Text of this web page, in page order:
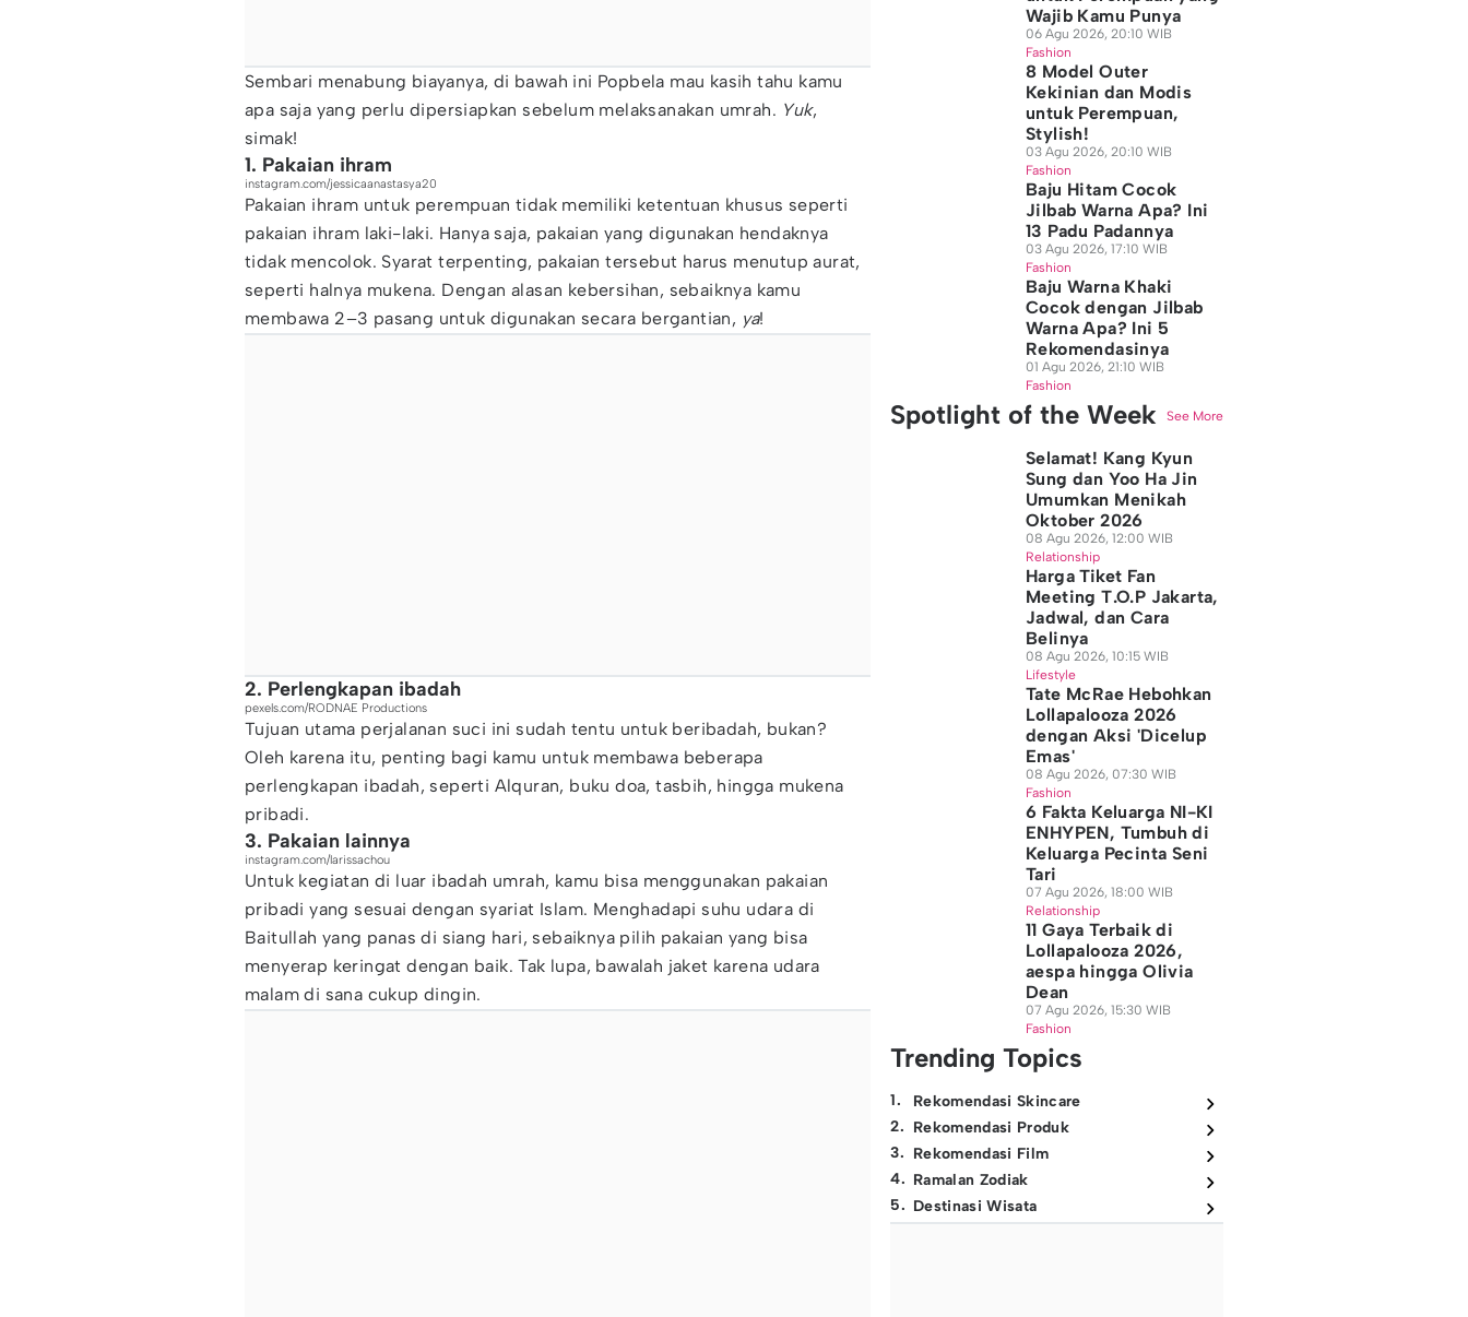
Sembari menabung biayanya, di bawah ini Popbela mau kasih tahu kamu
apa saja yang perlu dipersiapkan sebelum melaksanakan umrah. Yuk,
simak!
1. Pakaian ihram
instagram.com/jessicaanastasya20
Pakaian ihram untuk perempuan tidak memiliki ketentuan khusus seperti
pakaian ihram laki-laki. Hanya saja, pakaian yang digunakan hendaknya
tidak mencolok. Syarat terpenting, pakaian tersebut harus menutup aurat,
seperti halnya mukena. Dengan alasan kebersihan, sebaiknya kamu
membawa 2–3 pasang untuk digunakan secara bergantian, ya!
2. Perlengkapan ibadah
pexels.com/RODNAE Productions
Tujuan utama perjalanan suci ini sudah tentu untuk beribadah, bukan?
Oleh karena itu, penting bagi kamu untuk membawa beberapa
perlengkapan ibadah, seperti Alquran, buku doa, tasbih, hingga mukena
pribadi.
3. Pakaian lainnya
instagram.com/larissachou
Untuk kegiatan di luar ibadah umrah, kamu bisa menggunakan pakaian
pribadi yang sesuai dengan syariat Islam. Menghadapi suhu udara di
Baitullah yang panas di siang hari, sebaiknya pilih pakaian yang bisa
menyerap keringat dengan baik. Tak lupa, bawalah jaket karena udara
malam di sana cukup dingin.
Wajib Kamu Punya
06 Agu 2026, 20:10 WIB
Fashion
8 Model Outer
Kekinian dan Modis
untuk Perempuan,
Stylish!
03 Agu 2026, 20:10 WIB
Fashion
Baju Hitam Cocok
Jilbab Warna Apa? Ini
13 Padu Padannya
03 Agu 2026, 17:10 WIB
Fashion
Baju Warna Khaki
Cocok dengan Jilbab
Warna Apa? Ini 5
Rekomendasinya
01 Agu 2026, 21:10 WIB
Fashion
Spotlight of the Week See More
Selamat! Kang Kyun
Sung dan Yoo Ha Jin
Umumkan Menikah
Oktober 2026
08 Agu 2026, 12:00 WIB
Relationship
Harga Tiket Fan
Meeting T.O.P Jakarta,
Jadwal, dan Cara
Belinya
08 Agu 2026, 10:15 WIB
Lifestyle
Tate McRae Hebohkan
Lollapalooza 2026
dengan Aksi 'Dicelup
Emas'
08 Agu 2026, 07:30 WIB
Fashion
6 Fakta Keluarga NI-KI
ENHYPEN, Tumbuh di
Keluarga Pecinta Seni
Tari
07 Agu 2026, 18:00 WIB
Relationship
11 Gaya Terbaik di
Lollapalooza 2026,
aespa hingga Olivia
Dean
07 Agu 2026, 15:30 WIB
Fashion
Trending Topics
1.
Rekomendasi Skincare
2. Rekomendasi Produk
3. Rekomendasi Film
4. Ramalan Zodiak
5. Destinasi Wisata